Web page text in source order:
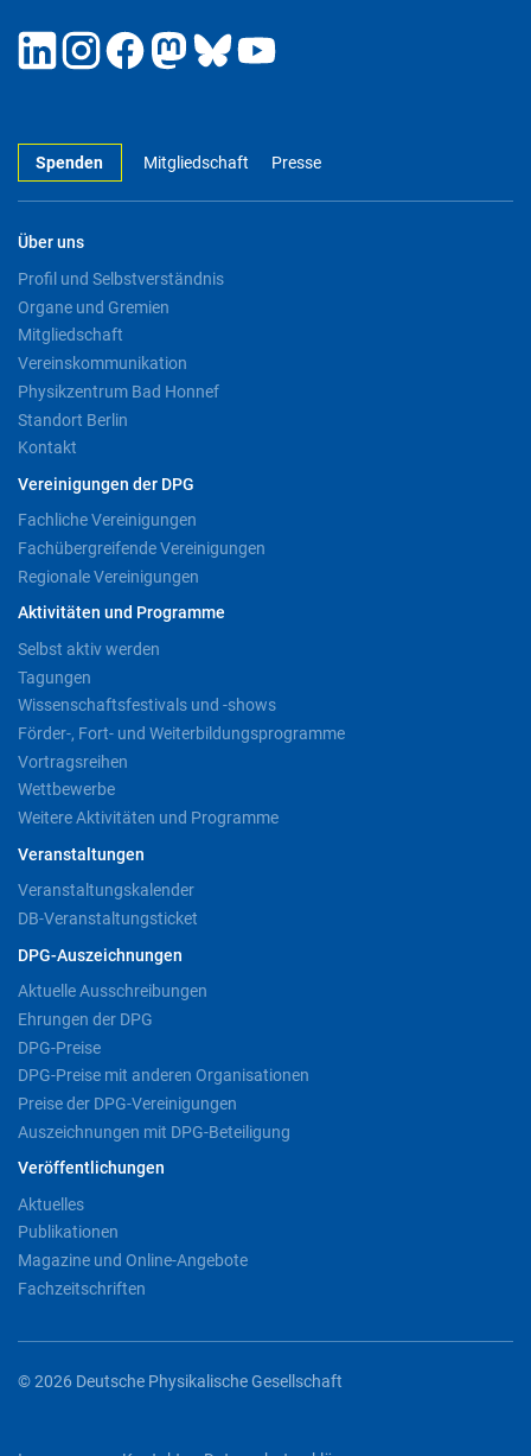
Spenden Mitgliedschaft Presse
Über uns
Profil und Selbstverständnis
Organe und Gremien
Mitgliedschaft
Vereinskommunikation
Physikzentrum Bad Honnef
Standort Berlin
Kontakt
Vereinigungen der DPG
Fachliche Vereinigungen
Fachübergreifende Vereinigungen
Regionale Vereinigungen
Aktivitäten und Programme
Selbst aktiv werden
Tagungen
Wissenschaftsfestivals und -shows
Förder-, Fort- und Weiterbildungsprogramme
Vortragsreihen
Wettbewerbe
Weitere Aktivitäten und Programme
Veranstaltungen
Veranstaltungskalender
DB-Veranstaltungsticket
DPG-Auszeichnungen
Aktuelle Ausschreibungen
Ehrungen der DPG
DPG-Preise
DPG-Preise mit anderen Organisationen
Preise der DPG-Vereinigungen
Auszeichnungen mit DPG-Beteiligung
Veröffentlichungen
Aktuelles
Publikationen
Magazine und Online-Angebote
Fachzeitschriften
© 2026 Deutsche Physikalische Gesellschaft